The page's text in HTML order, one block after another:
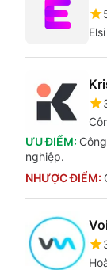
ƯU ĐIỂM:
nghiệp.
NHƯỢC ĐIỂM: